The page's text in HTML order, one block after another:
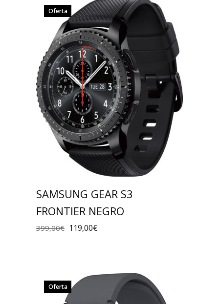
Oferta
SAMSUNG GEAR S3
FRONTIER NEGRO
399,00€ 119,00€
Oferta